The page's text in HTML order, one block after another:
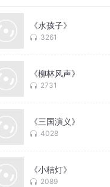
《水孩子》
3261
《柳林风声》
2731
《三国演义》
4028
《小桔灯》
2089